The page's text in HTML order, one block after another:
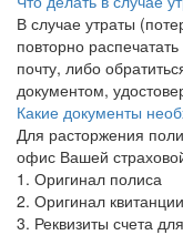
В случае утраты
повторно
почту, либо
документом,
Какие документы
Для расторжения
офис Вашей
1. Оригинал полиса
2. Оригинал
3. Реквизиты счета